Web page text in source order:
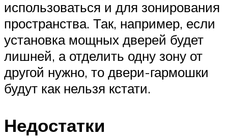
использоваться и для зонирования
пространства. Так, например, если
установка мощных дверей будет
лишней, а отделить одну зону от
другой нужно, то двери-гармошки
будут как нельзя кстати.
Недостатки